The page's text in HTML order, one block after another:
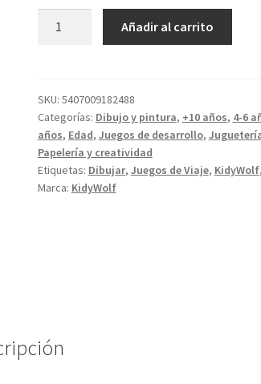
Añadir al carrito
SKU: 5407009182488
Categorías: Dibujo y pintura, +10 años, 4-6
años, Edad, Juegos de desarrollo,
Papelería y creatividad
Etiquetas: Dibujar, Juegos de Viaje, KidyWolf,
Marca: KidyWolf